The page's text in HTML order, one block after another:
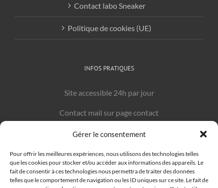
Gérer le consentement
Pour offrir les meilleures expériences, nous utilisons des technologies telles
que les cookies pour stocker et/ou accéder aux informations des appareils. Le
fait de consentir à ces technologies nous permettra de traiter des données
telles que le comportement de navigation ou les ID uniques sur ce site. Le fait de
Contact labo Sneaker
Politique de cookies (UE)
INFOS PRATIQUES
Site accessible 24h par jour
Contact mail sur page contact
Graphiste Béziers: Graphisme-beziers.com